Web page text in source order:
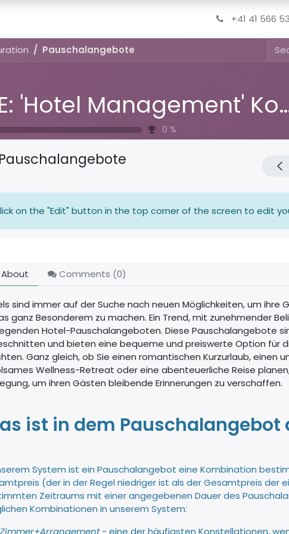
+41 41 566
Pauschalangebote
DE: 'Hotel
0 %
Pauschalangebote
on the "Edit" button in the top corner of the screen to edit
About Comments (0)
sind immer auf der Suche nach neuen Möglichkeiten, um ihre
ganz Besonderem zu machen. Ein Trend, mit zunehmender
Hotel-Pauschalangeboten. Diese Pauschalangebote
und bieten eine bequeme und preiswerte Option für
Ganz gleich, ob Sie einen romantischen Kurzurlaub, einen
Wellness-Retreat oder eine abenteuerliche Reise
um ihren Gästen bleibende Erinnerungen zu verschaffen.
ist in dem Pauschalangebot
System ist ein Pauschalangebot eine Kombination
(der in der Regel niedriger ist als der Gesamtpreis der
Zeitraums mit einer angegebenen Dauer des
Kombinationen in unserem System: